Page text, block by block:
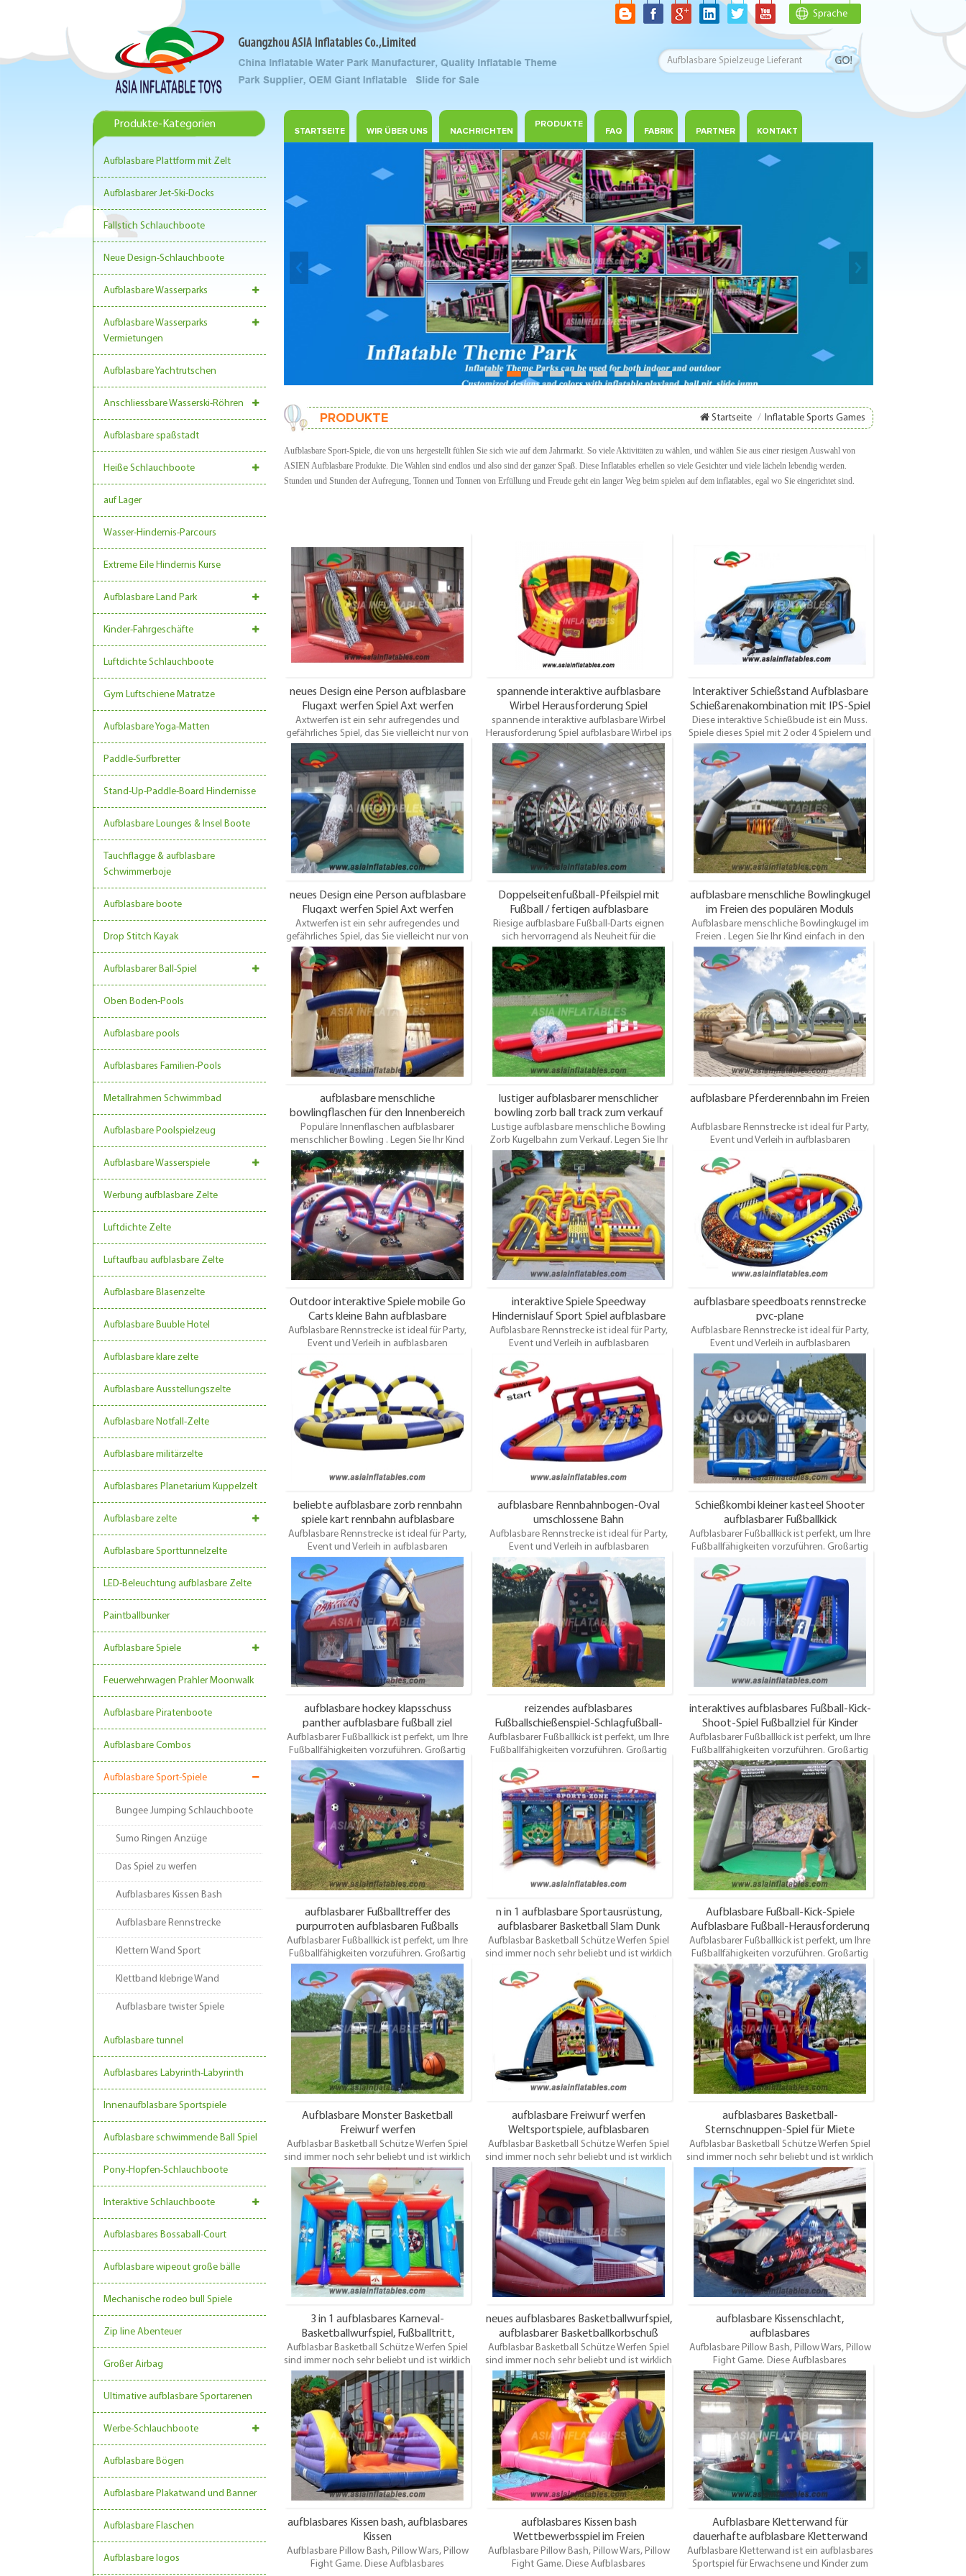
Sprache
Produkte-Kategorien
Aufblasbare Plattform mit Zelt
Aufblasbarer Jet-Ski-Docks
Fallstich Schlauchboote
Neue Design-Schlauchboote
Aufblasbare Wasserparks
Aufblasbare Wasserparks
Vermietungen
Aufblasbare Yachtrutschen
Anschliessbare Wasserski-Röhren
Aufblasbare spaßstadt
Heiße Schlauchboote
auf Lager
Wasser-Hindernis-Parcours
Extreme Eile Hindernis Kurse
Aufblasbare Land Park
Kinder-Fahrgeschäfte
Luftdichte Schlauchboote
Gym Luftschiene Matratze
Aufblasbare Yoga-Matten
Paddle-Surfbretter
Stand-Up-Paddle-Board Hindernisse
Aufblasbare Lounges & Insel Boote
Tauchflagge & aufblasbare
Schwimmerboje
Aufblasbare boote
Drop Stitch Kayak
Aufblasbarer Ball-Spiel
Oben Boden-Pools
Aufblasbare pools
Aufblasbares Familien-Pools
Metallrahmen Schwimmbad
Aufblasbare Poolspielzeug
Aufblasbare Wasserspiele
Werbung aufblasbare Zelte
Luftdichte Zelte
Luftaufbau aufblasbare Zelte
Aufblasbare Blasenzelte
Aufblasbare Buuble Hotel
Aufblasbare klare zelte
Aufblasbare Ausstellungszelte
Aufblasbare Notfall-Zelte
Aufblasbare militärzelte
Aufblasbares Planetarium Kuppelzelt
Aufblasbare zelte
Aufblasbare Sporttunnelzelte
LED-Beleuchtung aufblasbare Zelte
Paintballbunker
Aufblasbare Spiele
Feuerwehrwagen Prahler Moonwalk
Aufblasbare Piratenboote
Aufblasbare Combos
Aufblasbare Sport-Spiele
Bungee Jumping Schlauchboote
Sumo Ringen Anzüge
Das Spiel zu werfen
Aufblasbares Kissen Bash
Aufblasbare Rennstrecke
Klettern Wand Sport
Klettband klebrige Wand
Aufblasbare twister Spiele
Aufblasbare tunnel
Aufblasbares Labyrinth-Labyrinth
Innenaufblasbare Sportspiele
Aufblasbare schwimmende Ball Spiel
Pony-Hopfen-Schlauchboote
Interaktive Schlauchboote
Aufblasbares Bossaball-Court
Aufblasbare wipeout große bälle
Mechanische rodeo bull Spiele
Zip line Abenteuer
Großer Airbag
Ultimative aufblasbare Sportarenen
Werbe-Schlauchboote
Aufblasbare Bögen
Aufblasbare Plakatwand und Banner
Aufblasbare Flaschen
Aufblasbare logos
STARTSEITE WIR ÜBER UNS NACHRICHTEN
PRODUKTE
FAQ
FABRIK PARTNER KONTAKT
1 2 3 4 5 6 7 8 9
PRODUKTE Startseite / Inflatable Sports Games
Aufblasbare Sport-Spiele, die von uns hergestellt fühlen Sie sich wie auf dem Jahrmarkt. So viele Aktivitäten zu wählen, und wählen Sie aus einer riesigen Auswahl von
ASIEN Aufblasbare Produkte. Die Wahlen sind endlos und also sind der ganzer Spaß. Diese Inflatables erhellen so viele Gesichter und viele lächeln lebendig werden.
Stunden und Stunden der Aufregung, Tonnen und Tonnen von Erfüllung und Freude geht ein langer Weg beim spielen auf dem inflatables, egal wo Sie eingerichtet sind.
neues Design eine Person aufblasbare
Flugaxt werfen Spiel Axt werfen
Herausforderung aufblasbar
Axtwerfen ist ein sehr aufregendes und
gefährliches Spiel, das Sie vielleicht nur von
einer Fernsehsendung, einem Zirkus oder
einem Karnevalsfest gesehen haben. Jetzt
bringen wir dieses Element zu aufblasbarer
Ausrüstung, es wird völlig sicher und macht
viel mehr Spaß. Bringen Sie Ihren Cowboy
aus dem Inneren des Westens heraus und
fordern Sie einen Freund zu einem
freundlichen Axtwurfwettbewerb heraus.
Dieses gigantische aufblasbare Axtwurfspiel
ist das beste Ideal für die Vermietung von
Hüpfburgen, Partys oder Spielezentren
spannende interaktive aufblasbare
Wirbel Herausforderung Spiel
aufblasbare Wirbel ips zum Verkauf
spannende interaktive aufblasbare Wirbel
Herausforderung Spiel aufblasbare Wirbel ips
zum Verkauf
Interaktiver Schießstand Aufblasbare
Schießarenakombination mit IPS-Spiel
Diese interaktive Schießbude ist ein Muss.
Spiele dieses Spiel mit 2 oder 4 Spielern und
kämpfe, indem du mit deiner Nerfgun so
viele Ziele wie möglich triffst. Sie können
dieses Spiel in verschiedenen Themen
spielen, indem Sie die Zielvorgaben ändern.
aufgrund der konstruktion rollen die bälle
automatisch zurück und die pistolen
können am schlauchboot befestigt werden.
neues Design eine Person aufblasbare
Flugaxt werfen Spiel Axt werfen
Herausforderung aufblasbar
Axtwerfen ist ein sehr aufregendes und
gefährliches Spiel, das Sie vielleicht nur von
einer Fernsehsendung, einem Zirkus oder
einem Karnevalsfest gesehen haben. Jetzt
bringen wir dieses Element zu aufblasbarer
Ausrüstung, es wird völlig sicher und macht
viel mehr Spaß. Bringen Sie Ihren Cowboy
aus dem Inneren des Westens heraus und
fordern Sie einen Freund zu einem
freundlichen Axtwurfwettbewerb heraus.
Dieses gigantische aufblasbare Axtwurfspiel
ist das beste Ideal für die Vermietung von
Hüpfburgen, Partys oder Spielezentren
Doppelseitenfußball-Pfeilspiel mit
Fußball / fertigen aufblasbare
Fußballpfeilspiele besonders an
Riesige aufblasbare Fußball-Darts eignen
sich hervorragend als Neuheit für die
Vermietung von Events, Spaßtage,
Firmenevents, Teambuilding, Schulen sowie
Jugend- und Gemeinschaftsgruppen. Eine
riesige Dartscheibe kann mit anderen
Leihgegenständen kombiniert werden.
Minigolf, Kegelbahnen, Tischfußball,
Fußballschießen, Basketballherausforderung
und Spielepakete.
aufblasbare menschliche Bowlingkugel
im Freien des populären Moduls
Aufblasbare menschliche Bowlingkugel im
Freien . Legen Sie Ihr Kind einfach in den
aufblasbaren Durchmesser von 2 cm
Bowlingkugel hergestellt aus PVC - Plane,
und lassen Sie sie vorwärts laufen, um die
sechs 5 'großen, luftdichten Stifte am Ende
der Kabine umzustoßen Aufblasbare
Bowlingbahn.
aufblasbare menschliche
bowlingflaschen für den Innenbereich
Populäre Innenflaschen aufblasbarer
menschlicher Bowling . Legen Sie Ihr Kind
einfach in den aufblasbaren Durchmesser
von 2 cm Bowlingkugel hergestellt aus PVC -
Plane, und lassen Sie sie vorwärts laufen, um
die sechs 5 'großen, luftdichten Stifte am
Ende der Kabine umzustoßen Aufblasbare
Bowlingbahn.
lustiger aufblasbarer menschlicher
bowling zorb ball track zum verkauf
Lustige aufblasbare menschliche Bowling
Zorb Kugelbahn zum Verkauf. Legen Sie Ihr
Kind einfach in den aufblasbaren
Durchmesser von 2 cm Bowlingkugel
hergestellt aus PVC - Plane, und lassen Sie
sie vorwärts laufen, um die sechs 5 'großen,
luftdichten Stifte am Ende der Kabine
umzustoßen Aufblasbare Bowlingbahn.
aufblasbare Pferderennbahn im Freien
Aufblasbare Rennstrecke ist ideal für Party,
Event und Verleih in aufblasbaren
Pony-Hop-Pferden, Rennwagen,
Rennwagen, neuen elektrischen Renntieren,
Golfplatz usw. Bitte fordern Sie einen Preis
für die von Ihnen gewünschte Größe an.
Outdoor interaktive Spiele mobile Go
Carts kleine Bahn aufblasbare
Rennstrecke
Aufblasbare Rennstrecke ist ideal für Party,
Event und Verleih in aufblasbaren
Pony-Hop-Pferden, Rennwagen,
Rennwagen, neuen elektrischen Renntieren,
Golfplatz usw. Bitte fordern Sie einen Preis
für die von Ihnen gewünschte Größe an.
interaktive Spiele Speedway
Hindernislauf Sport Spiel aufblasbare
Rennstrecke
Aufblasbare Rennstrecke ist ideal für Party,
Event und Verleih in aufblasbaren
Pony-Hop-Pferden, Rennwagen,
Rennwagen, neuen elektrischen Renntieren,
Golfplatz usw. Bitte fordern Sie einen Preis
für die von Ihnen gewünschte Größe an.
aufblasbare speedboats rennstrecke
pvc-plane
Aufblasbare Rennstrecke ist ideal für Party,
Event und Verleih in aufblasbaren
Fahrrädern, Riesen-Trikes, Quads, Zorb-Ball,
Pony-Hop-Pferden, Rennwagen,
Rennwagen, neuen elektrischen Renntieren,
Golfplatz usw. Bitte fordern Sie einen Preis
für die von Ihnen gewünschte Größe an.
beliebte aufblasbare zorb rennbahn
spiele kart rennbahn aufblasbare
Aufblasbare Rennstrecke ist ideal für Party,
Event und Verleih in aufblasbaren
Fahrrädern, Riesen-Trikes, Quads, Zorb-Ball,
Pony-Hop-Pferden, Rennwagen,
Rennwagen, neuen elektrischen Renntieren,
Golfplatz usw. Bitte fordern Sie einen Preis
für die von Ihnen gewünschte Größe an.
aufblasbare Rennbahnbogen-Oval
umschlossene Bahn
Aufblasbare Rennstrecke ist ideal für Party,
Event und Verleih in aufblasbaren
Fahrrädern, Riesen-Trikes, Quads, Zorb-Ball,
Pony-Hop-Pferden, Rennwagen,
Rennwagen, neuen elektrischen Renntieren,
Golfplatz usw. Bitte fordern Sie einen Preis
für die von Ihnen gewünschte Größe an.
Schießkombi kleiner kasteel Shooter
aufblasbarer Fußballkick
Aufblasbarer Fußballkick ist perfekt, um Ihre
Fußballfähigkeiten vorzuführen. Großartig
eigenen Farben und Kunstwerke! Wird
komplett mit elektrischem Gebläse und
Ankerpfählen geliefert und ein Test /
Sicherheitszertifikat. Dieses aufblasbare
Fußballtor ist für jedes Alter geeignet und
macht großen Spaß.
aufblasbare hockey klapsschuss
panther aufblasbare fußball ziel
Aufblasbarer Fußballkick ist perfekt, um Ihre
Fußballfähigkeiten vorzuführen. Großartig
für Events und sehr günstig! Wählen Sie Ihre
eigenen Farben und Kunstwerke! Wird
komplett mit elektrischem Gebläse und
Ankerpfählen geliefert und ein Test /
Sicherheitszertifikat. Dieses aufblasbare
Fußballtor ist für jedes Alter geeignet und
macht großen Spaß.
reizendes aufblasbares
Fußballschießenspiel-Schlagfußball-
Trittsport
Aufblasbarer Fußballkick ist perfekt, um Ihre
Fußballfähigkeiten vorzuführen. Großartig
eigenen Farben und Kunstwerke! Wird
komplett mit elektrischem Gebläse und
Ankerpfählen geliefert und ein Test /
Sicherheitszertifikat. Dieses aufblasbare
Fußballtor ist für jedes Alter geeignet und
macht großen Spaß.
interaktives aufblasbares Fußball-Kick-
Shoot-Spiel Fußballziel für Kinder
Aufblasbarer Fußballkick ist perfekt, um Ihre
Fußballfähigkeiten vorzuführen. Großartig
für Events und sehr günstig! Wählen Sie Ihre
eigenen Farben und Kunstwerke! Wird
komplett mit elektrischem Gebläse und
Ankerpfählen geliefert und ein Test /
Sicherheitszertifikat. Dieses aufblasbare
Fußballtor ist für jedes Alter geeignet und
macht großen Spaß.
aufblasbarer Fußballtreffer des
purpurroten aufblasbaren Fußballs
Aufblasbarer Fußballkick ist perfekt, um Ihre
Fußballfähigkeiten vorzuführen. Großartig
für Events und sehr günstig! Wählen Sie Ihre
eigenen Farben und Kunstwerke! Wird
komplett mit elektrischem Gebläse und
Ankerpfählen geliefert und ein Test /
Sicherheitszertifikat. Dieses aufblasbare
Fußballtor ist für jedes Alter geeignet und
macht großen Spaß.
n in 1 aufblasbare Sportausrüstung,
aufblasbarer Basketball Slam Dunk
Aufblasbar Basketball Schütze Werfen Spiel
sind immer noch sehr beliebt und ist wirklich
Vermietungsunternehmen. Also
enttäuschen Sie Ihre Kunden nicht, die sich
vielleicht anderswo umsehen! Diese
Basketball werfen Spiel ist für jedes Alter
geeignet und macht großen Spaß. Um
Enttäuschungen zu vermeiden, buchen Sie
dieses Schlauchboot frühzeitig.
Aufblasbare Fußball-Kick-Spiele
Aufblasbare Fußball-Herausforderung
für Erwachsene
Aufblasbarer Fußballkick ist perfekt, um Ihre
Fußballfähigkeiten vorzuführen. Großartig
für Events und sehr günstig! Wählen Sie Ihre
eigenen Farben und Kunstwerke! Wird
komplett mit elektrischem Gebläse und
Ankerpfählen geliefert und ein Test /
Sicherheitszertifikat. Dieses aufblasbare
Fußballtor ist für jedes Alter geeignet und
macht großen Spaß.
Aufblasbare Monster Basketball
Freiwurf werfen
Aufblasbar Basketball Schütze Werfen Spiel
sind immer noch sehr beliebt und ist wirklich
eine sehr gute Idee für ein
Vermietungsunternehmen. Also
enttäuschen Sie Ihre Kunden nicht, die sich
vielleicht anderswo umsehen! Diese
Basketball werfen Spiel ist für jedes Alter
geeignet und macht großen Spaß. Um
Enttäuschungen zu vermeiden, buchen Sie
dieses Schlauchboot frühzeitig.
aufblasbare Freiwurf werfen
Weltsportspiele, aufblasbaren
Fußballkick
Aufblasbar Basketball Schütze Werfen Spiel
sind immer noch sehr beliebt und ist wirklich
eine sehr gute Idee für ein
Vermietungsunternehmen. Also
enttäuschen Sie Ihre Kunden nicht, die sich
vielleicht anderswo umsehen! Diese
Basketball werfen Spiel ist für jedes Alter
geeignet und macht großen Spaß. Um
Enttäuschungen zu vermeiden, buchen Sie
dieses Schlauchboot frühzeitig.
aufblasbares Basketball-
Sternschnuppen-Spiel für Miete
Aufblasbar Basketball Schütze Werfen Spiel
sind immer noch sehr beliebt und ist wirklich
eine sehr gute Idee für ein
Vermietungsunternehmen. Also
enttäuschen Sie Ihre Kunden nicht, die sich
vielleicht anderswo umsehen! Diese
Basketball werfen Spiel ist für jedes Alter
geeignet und macht großen Spaß. Um
Enttäuschungen zu vermeiden, buchen Sie
dieses Schlauchboot frühzeitig.
3 in 1 aufblasbares Karneval-
Basketballwurfspiel, Fußballtritt,
aufblasbares Bogenschießenziel
Aufblasbar Basketball Schütze Werfen Spiel
sind immer noch sehr beliebt und ist wirklich
eine sehr gute Idee für ein
Vermietungsunternehmen. Also
enttäuschen Sie Ihre Kunden nicht, die sich
vielleicht anderswo umsehen! Diese
Basketball werfen Spiel ist für jedes Alter
geeignet und macht großen Spaß. Um
Enttäuschungen zu vermeiden, buchen Sie
dieses Schlauchboot frühzeitig.
neues aufblasbares Basketballwurfspiel,
aufblasbarer Basketballkorbschuß
Aufblasbar Basketball Schütze Werfen Spiel
sind immer noch sehr beliebt und ist wirklich
eine sehr gute Idee für ein
Vermietungsunternehmen. Also
enttäuschen Sie Ihre Kunden nicht, die sich
vielleicht anderswo umsehen! Diese
Basketball werfen Spiel ist für jedes Alter
geeignet und macht großen Spaß. Um
Enttäuschungen zu vermeiden, buchen Sie
dieses Schlauchboot frühzeitig.
aufblasbare Kissenschlacht,
aufblasbares
Kissenschlagwettbewerbsspiel
Aufblasbare Pillow Bash, Pillow Wars, Pillow
Fight Game. Diese Aufblasbares
Kopfkissenspiel mit zwei Schaumstoffkissen
und Schutzhelmen. Der Pillow Bash eignet
sich für Kinder, Jugendliche und
Erwachsene. Ideal für Feste, Partys, lustige
Tage usw. Pillow Bash Interactive Inflatable
ist g Spaß für die ganze Familie.
aufblasbares Kissen bash, aufblasbares
Kissen
Aufblasbare Pillow Bash, Pillow Wars, Pillow
Fight Game. Diese Aufblasbares
aufblasbares Kissen bash
Wettbewerbsspiel im Freien
Aufblasbare Pillow Bash, Pillow Wars, Pillow
Fight Game. Diese Aufblasbares
Aufblasbare Kletterwand für
dauerhafte aufblasbare Kletterwand
für Kinder
Aufblasbare Kletterwand ist ein aufblasbares
Sportspiel für Erwachsene und Kinder zum